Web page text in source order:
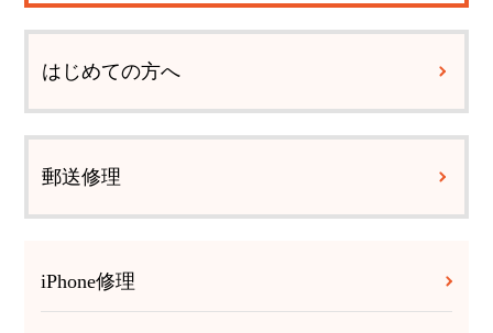
はじめての方へ
郵送修理
iPhone修理